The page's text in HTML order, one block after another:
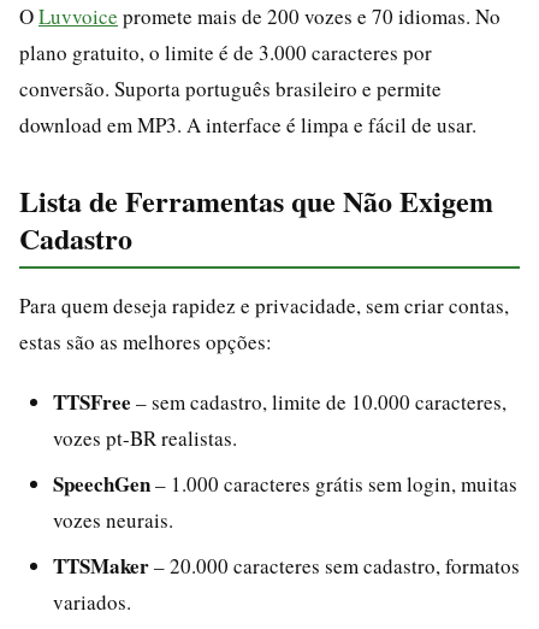
OLuvvoice promete mais de 200 vozes e 70 idiomas. No
plano gratuito, o limite é de 3.000 caracteres por
conversão. Suporta português brasileiro e permite
download em MP3. A interface é limpa e fácil de usar.
Lista de Ferramentas que Não Exigem
Cadastro
Para quem deseja rapidez e privacidade, sem criar contas,
estas são as melhores opções:
TTSFree – sem cadastro, limite de 10.000 caracteres,
vozes pt-BR realistas.
SpeechGen– 1.000 caracteres grátis sem login, muitas
vozes neurais.
TTSMaker– 20.000 caracteres sem cadastro, formatos
variados.